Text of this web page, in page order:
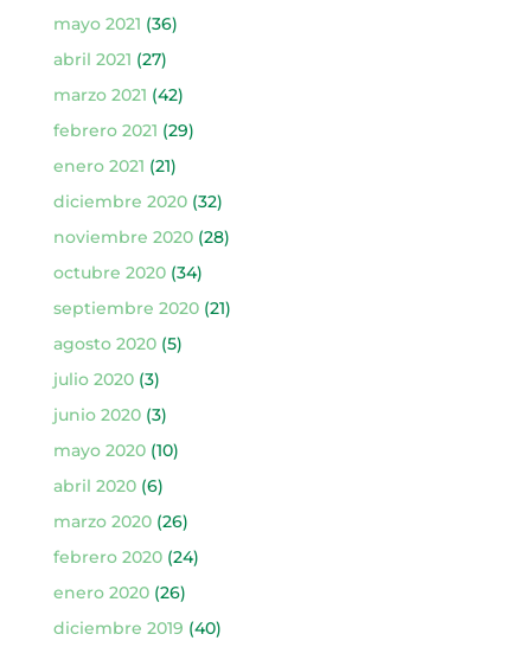
mayo 2021 (36)
abril 2021 (27)
marzo 2021 (42)
febrero 2021 (29)
enero 2021 (21)
diciembre 2020(32)
noviembre 2020(28)
octubre 2020(34)
septiembre 2020(21)
agosto 2020(5)
julio 2020(3)
junio 2020(3)
mayo 2020(10)
abril 2020(6)
marzo 2020(26)
febrero 2020(24)
enero 2020(26)
diciembre 2019 (40)